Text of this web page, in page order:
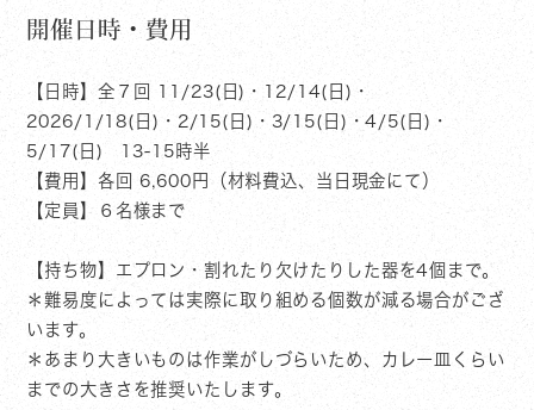
開催日時・費用
【日時】全７回 11/23(日)・12/14(日)・
2026/1/18(日)・2/15(日)・3/15(日)・4/5(日)・
5/17(日) 13-15時半
【費用】各回 6,600円（材料費込、当日現金にて）
【定員】６名様まで
【持ち物】エプロン・割れたり欠けたりした器を4個まで。
＊難易度によっては実際に取り組める個数が減る場合がござ
います。
＊あまり大きいものは作業がしづらいため、カレー皿くらい
までの大きさを推奨いたします。